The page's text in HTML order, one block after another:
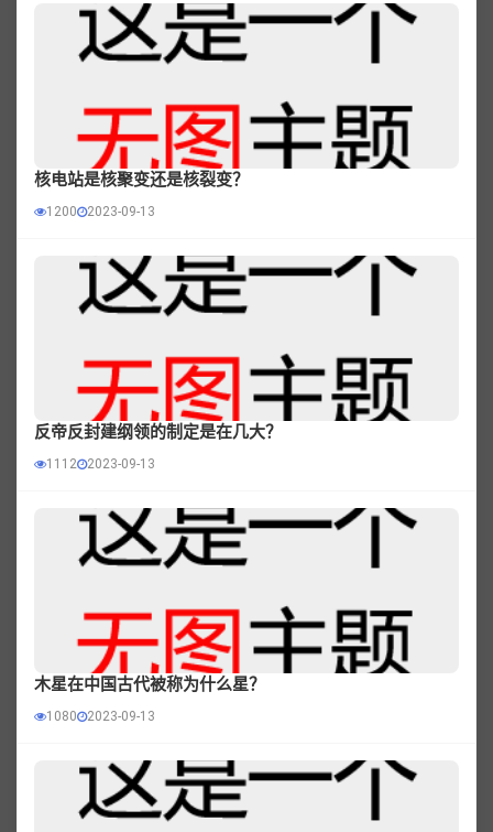
核电站是核聚变还是核裂变？
1200 2023-09-13
反帝反封建纲领的制定是在几大？
1112 2023-09-13
木星在中国古代被称为什么星？
1080 2023-09-13